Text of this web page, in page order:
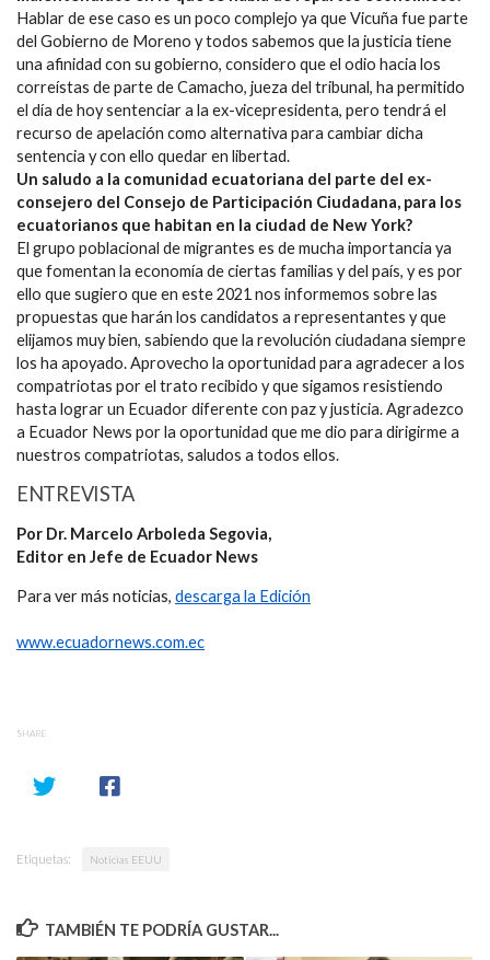
Hablar de ese caso es un poco complejo ya que Vicuña fue parte
del Gobierno de Moreno y todos sabemos que la justicia tiene
una afinidad con su gobierno, considero que el odio hacia los
correístas de parte de Camacho, jueza del tribunal, ha permitido
el día de hoy sentenciar a la ex-vicepresidenta, pero tendrá el
recurso de apelación como alternativa para cambiar dicha
sentencia y con ello quedar en libertad.
Un saludo a la comunidad ecuatoriana del parte del ex-
consejero del Consejo de Participación Ciudadana, para los
ecuatorianos que habitan en la ciudad de New York?
El grupo poblacional de migrantes es de mucha importancia ya
que fomentan la economía de ciertas familias y del país, y es por
ello que sugiero que en este 2021 nos informemos sobre las
propuestas que harán los candidatos a representantes y que
elijamos muy bien, sabiendo que la revolución ciudadana siempre
los ha apoyado. Aprovecho la oportunidad para agradecer a los
compatriotas por el trato recibido y que sigamos resistiendo
hasta lograr un Ecuador diferente con paz y justicia. Agradezco
a Ecuador News por la oportunidad que me dio para dirigirme a
nuestros compatriotas, saludos a todos ellos.
ENTREVISTA
Por Dr. Marcelo Arboleda Segovia,
Editor en Jefe de Ecuador News
Para ver más noticias, descarga la Edición
www.ecuadornews.com.ec
SHARE
Etiquetas: Noticias EEUU
TAMBIÉN TE PODRÍA GUSTAR...